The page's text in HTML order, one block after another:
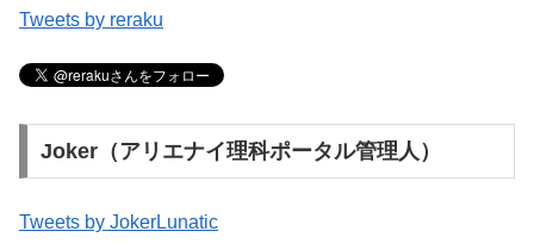
Tweets by reraku
Joker（アリエナイ理科ポータル管理人）
Tweets by JokerLunatic